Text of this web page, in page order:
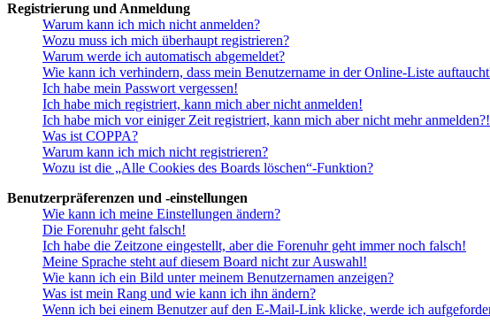
Registrierung und Anmeldung
Warum kann ich mich nicht anmelden?
Wozu muss ich mich überhaupt registrieren?
Warum werde ich automatisch abgemeldet?
Wie kann ich verhindern, dass mein Benutzername in der Online-Liste
Ich habe mein Passwort vergessen!
Ich habe mich registriert, kann mich aber nicht anmelden!
Ich habe mich vor einiger Zeit registriert, kann mich aber nicht mehr anmelden?!
Was ist COPPA?
Warum kann ich mich nicht registrieren?
Wozu ist die „Alle Cookies des Boards löschen“-Funktion?
Benutzerpräferenzen und -einstellungen
Wie kann ich meine Einstellungen ändern?
Die Forenuhr geht falsch!
Ich habe die Zeitzone eingestellt, aber die Forenuhr geht immer noch falsch!
Meine Sprache steht auf diesem Board nicht zur Auswahl!
Wie kann ich ein Bild unter meinem Benutzernamen anzeigen?
Was ist mein Rang und wie kann ich ihn ändern?
Wenn ich bei einem Benutzer auf den E-Mail-Link klicke, werde ich